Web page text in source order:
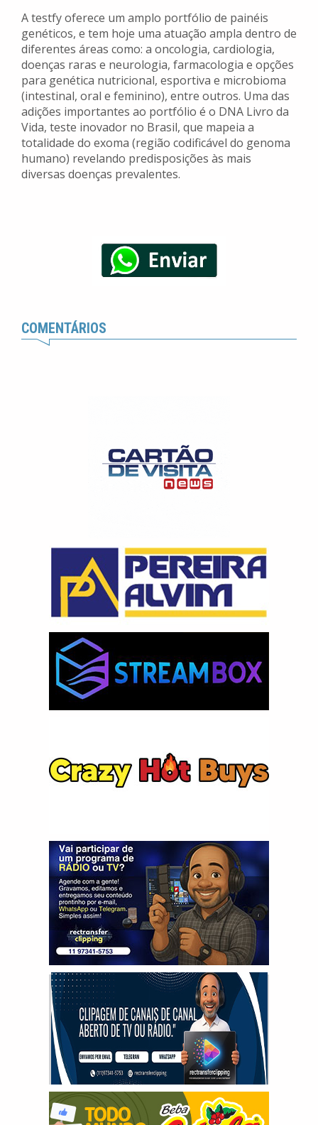
A testfy oferece um amplo portfólio de painéis
genéticos, e tem hoje uma atuação ampla dentro de
diferentes áreas como: a oncologia, cardiologia,
doenças raras e neurologia, farmacologia e opções
para genética nutricional, esportiva e microbioma
(intestinal, oral e feminino), entre outros. Uma das
adições importantes ao portfólio é o DNA Livro da
Vida, teste inovador no Brasil, que mapeia a
totalidade do exoma (região codificável do genoma
humano) revelando predisposições às mais
diversas doenças prevalentes.
COMENTÁRIOS